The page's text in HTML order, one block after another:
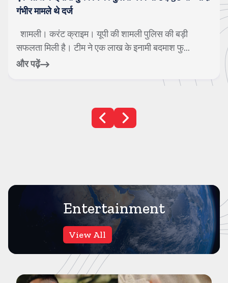
गंभीर मामले थे दर्ज
शामली। करंट क्राइम। यूपी की शामली पुलिस की बड़ी
सफलता मिली है। टीम ने एक लाख के इनामी बदमाश फु...
और पढ़ें
Entertainment
View All